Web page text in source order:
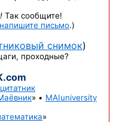
Так сообщите!
напишите письмо.)
снимок)
проходные?
» • MAIuniversity
»